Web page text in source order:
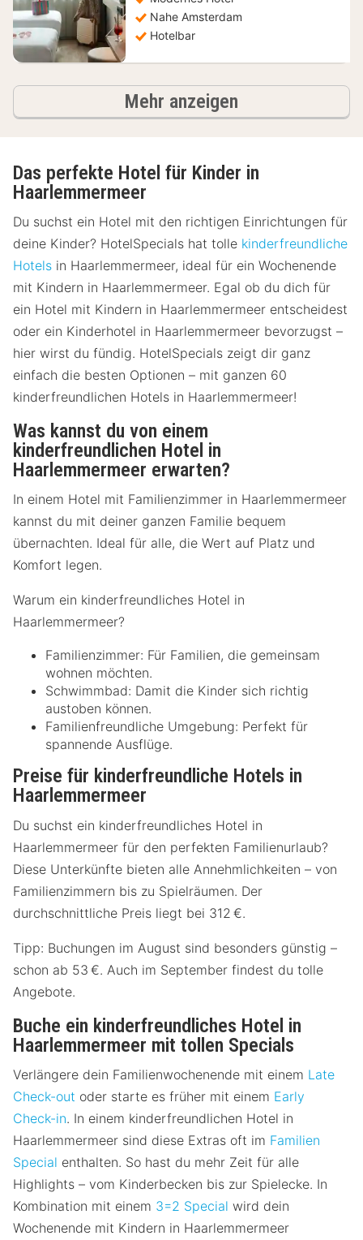
Nahe Amsterdam
Hotelbar
Mehr anzeigen
Das perfekte Hotel für Kinder in
Haarlemmermeer
Du suchst ein Hotel mit den richtigen Einrichtungen für
deine Kinder? HotelSpecials hat tolle kinderfreundliche
Hotels in Haarlemmermeer, ideal für ein Wochenende
mit Kindern in Haarlemmermeer. Egal ob du dich für
ein Hotel mit Kindern in Haarlemmermeer entscheidest
oder ein Kinderhotel in Haarlemmermeer bevorzugst –
hier wirst du fündig. HotelSpecials zeigt dir ganz
einfach die besten Optionen – mit ganzen 60
kinderfreundlichen Hotels in Haarlemmermeer!
Was kannst du von einem
kinderfreundlichen Hotel in
Haarlemmermeer erwarten?
In einem Hotel mit Familienzimmer in Haarlemmermeer
kannst du mit deiner ganzen Familie bequem
übernachten. Ideal für alle, die Wert auf Platz und
Komfort legen.
Warum ein kinderfreundliches Hotel in
Haarlemmermeer?
Familienzimmer: Für Familien, die gemeinsam
wohnen möchten.
Schwimmbad: Damit die Kinder sich richtig
austoben können.
Familienfreundliche Umgebung: Perfekt für
spannende Ausflüge.
Preise für kinderfreundliche Hotels in
Haarlemmermeer
Du suchst ein kinderfreundliches Hotel in
Haarlemmermeer für den perfekten Familienurlaub?
Diese Unterkünfte bieten alle Annehmlichkeiten – von
Familienzimmern bis zu Spielräumen. Der
durchschnittliche Preis liegt bei 312 €.
Tipp: Buchungen im August sind besonders günstig –
schon ab 53 €. Auch im September findest du tolle
Angebote.
Buche ein kinderfreundliches Hotel in
Haarlemmermeer mit tollen Specials
Verlängere dein Familienwochenende mit einem Late
Check-out oder starte es früher mit einem Early
Check-in. In einem kinderfreundlichen Hotel in
Haarlemmermeer sind diese Extras oft im Familien
Special enthalten. So hast du mehr Zeit für alle
Highlights – vom Kinderbecken bis zur Spielecke. In
Kombination mit einem 3=2 Special wird dein
Wochenende mit Kindern in Haarlemmermeer